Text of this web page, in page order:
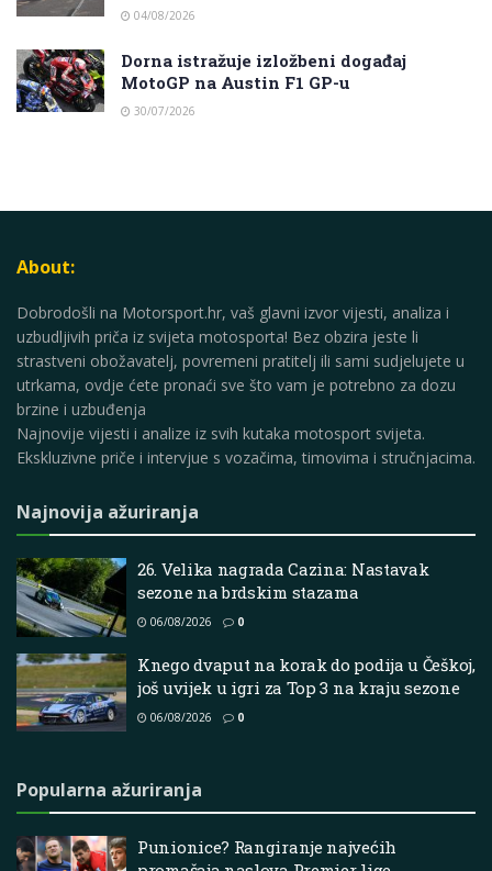
04/08/2026
Dorna istražuje izložbeni događaj
MotoGP na Austin F1 GP-u
30/07/2026
About:
Dobrodošli na Motorsport.hr, vaš glavni izvor vijesti, analiza i
uzbudljivih priča iz svijeta motosporta! Bez obzira jeste li
strastveni obožavatelj, povremeni pratitelj ili sami sudjelujete u
utrkama, ovdje ćete pronaći sve što vam je potrebno za dozu
brzine i uzbuđenja
Najnovije vijesti i analize iz svih kutaka motosport svijeta.
Ekskluzivne priče i intervjue s vozačima, timovima i stručnjacima.
Najnovija ažuriranja
26. Velika nagrada Cazina: Nastavak
sezone na brdskim stazama
06/08/2026 0
Knego dvaput na korak do podija u Češkoj,
još uvijek u igri za Top 3 na kraju sezone
06/08/2026 0
Popularna ažuriranja
Punionice? Rangiranje najvećih